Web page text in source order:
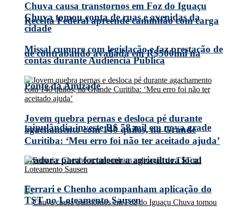
Receita Federal apreende caminhão com carga
de contrabando avaliada em R$500mil na
Ponte da Amizade
taipulândia investe R$ 58 mil em nova grade
aradora para fortalecer a agricultura local
Chuva causa transtornos em Foz do Iguaçu
Chuva tomou conta de ruas e avenidas da
cidade
Missal cumpre com legislação e faz prestação de
contas durante Audiência Pública
Jovem quebra pernas e desloca pé durante
agachamento com 140 quilos, na Grande
Curitiba: ‘Meu erro foi não ter aceitado ajuda’
Ferrari e Chenho acompanham aplicação do
TST no Loteamento Sausen